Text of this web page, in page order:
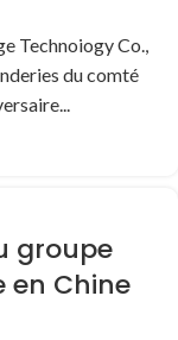
Technoiogy Co.,
du comté
groupe
en Chine